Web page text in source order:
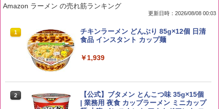
1 by Amazon 国産ブレンド米 精米 5kg
2
野沢農産 無洗米 青い流るる コシヒカリ
1
ブラックニッカ ニッカ Nikka ウィスキ
ー4000ml ブラックニッカクリア ウヰス
お得 4リットル
Amazon ラーメン の売れ筋ランキング
更新日時：2026/08/08 00:03
1
チキンラーメン どんぶり 85g×12個 日清
食品 インスタント カップ麺
￥1,939
2
【公式】ブタメン とんこつ味 35g×15個
| 業務用 夜食 カップラーメン ミニカップ